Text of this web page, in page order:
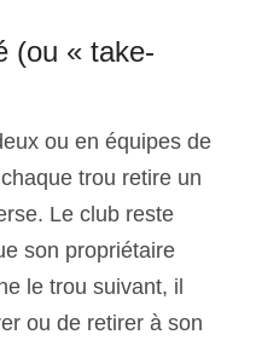
(ou « take-
ou en équipes de
trou retire un
Le club reste
son propriétaire
le trou suivant, il
ou de retirer à son